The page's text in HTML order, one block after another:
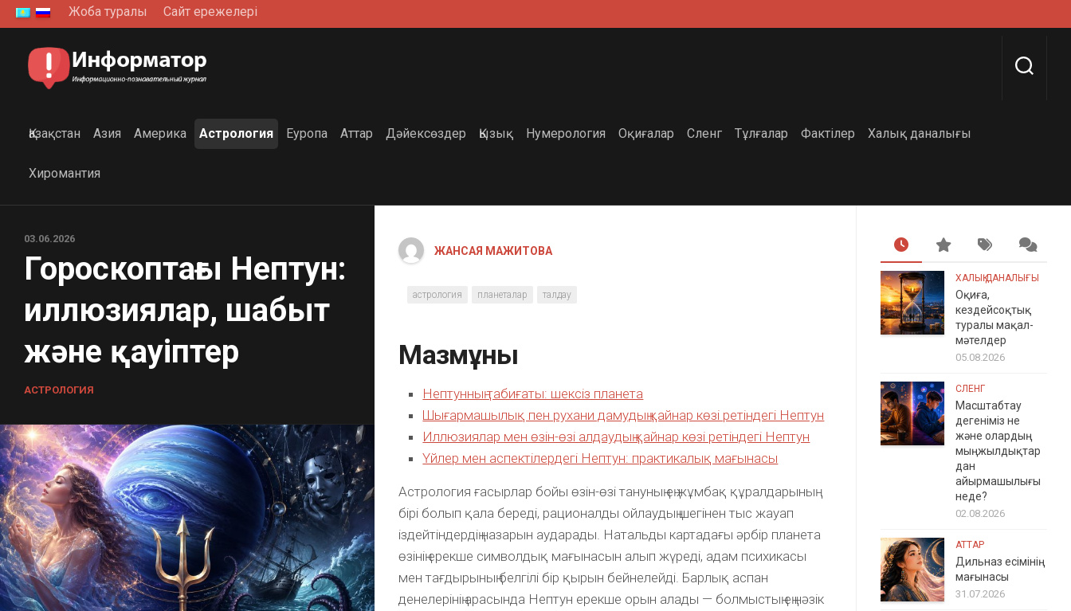
Skip
to
content
Жоба туралы Сайт ережелері
Қазақстан Азия Америка Астрология Еуропа Аттар Дәйексөздер Қызық Нумерология Оқиғалар Сленг Тұлғалар Фактілер Халық даналығы
Хиромантия
03.06.2026
Гороскоптағы Нептун:
иллюзиялар, шабыт
және қауіптер
АСТРОЛОГИЯ
ЖАНСАЯ МАЖИТОВА
астрология планеталар талдау
Мазмұны
Нептунның табиғаты: шексіз планета
Шығармашылық пен рухани дамудың қайнар көзі ретіндегі Нептун
Иллюзиялар мен өзін-өзі алдаудың қайнар көзі ретіндегі Нептун
Үйлер мен аспектілердегі Нептун: практикалық мағынасы
Астрология ғасырлар бойы өзін-өзі тануның ең жұмбақ құралдарының
бірі болып қала береді, рационалды ойлаудың шегінен тыс жауап
іздейтіндердің назарын аударады. Натальды картадағы әрбір планета
өзінің ерекше символдық мағынасын алып жүреді, адам психикасы
мен тағдырының белгілі бір қырын бейнелейді. Барлық аспан
денелерінің арасында Нептун ерекше орын алады — болмыстың ең нәзік
ХАЛЫҚ ДАНАЛЫҒЫ
Оқиға,
кездейсоқтық
туралы мақал-
мәтелдер
05.08.2026
СЛЕНГ
Масштабтау
дегеніміз не
және олардың
мыңжылдықтар
дан
айырмашылығы
неде?
02.08.2026
АТТАР
Дильназ есімінің
мағынасы
31.07.2026